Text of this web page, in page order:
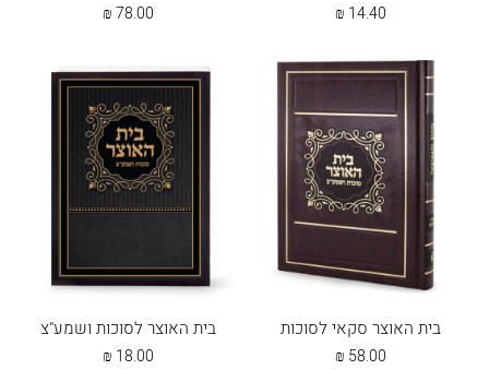
14.40
₪
78.00
₪
בית האוצר סקאי לסוכות
58.00
₪
בית האוצר לסוכות ושמע"צ
18.00
₪